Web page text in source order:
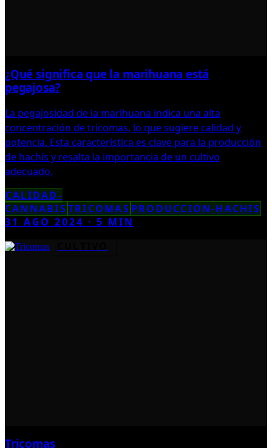
¿Qué significa que la marihuana está
pegajosa?
La pegajosidad de la marihuana indica una alta
concentración de tricomas, lo que sugiere calidad y
potencia. Esta característica es clave para la producción
de hachís y resalta la importancia de un cultivo
adecuado.
CALIDAD-
CANNABISTRICOMAS PRODUCCION-HACHIS
31 AGO 2024 ·5 MIN
Tricomas